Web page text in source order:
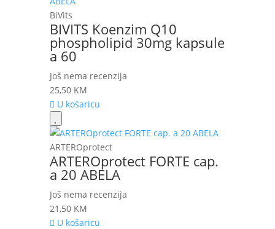
BiVits
BIVITS Koenzim Q10
phospholipid 30mg kapsule
a 60
Još nema recenzija
25,50 KM
U košaricu
ARTEROprotect
ARTEROprotect FORTE cap.
a 20 ABELA
Još nema recenzija
21,50 KM
U košaricu